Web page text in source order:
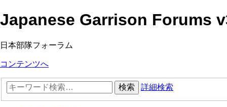
Japanese Garrison Forums
日本部隊フォーラム
コンテンツへ
検索 詳細検索